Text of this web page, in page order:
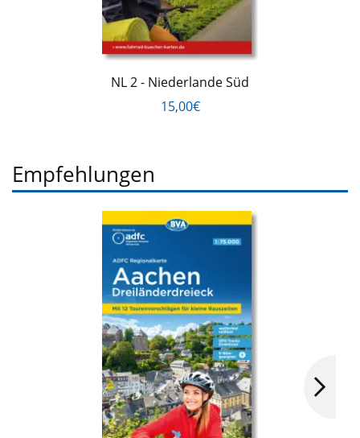
NL 2 - Niederlande Süd
15,00€
Empfehlungen